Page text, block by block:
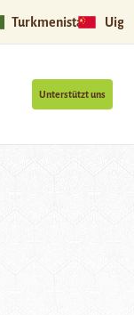
Turkmenistan
Unterstützt uns